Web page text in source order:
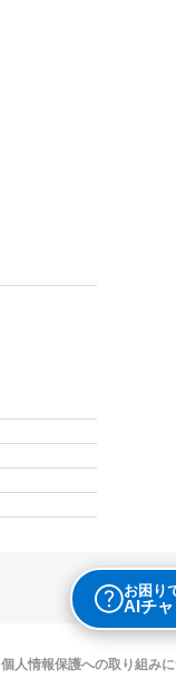
お困り
AIチ
個人情報保護への取り組み